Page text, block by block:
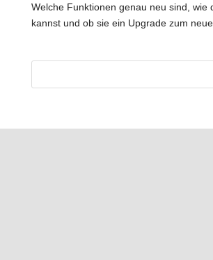
Welche Funktionen genau neu sind, wie
kannst und ob sie ein Upgrade zum